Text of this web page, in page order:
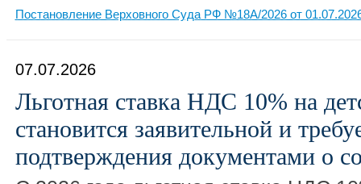
Постановление Верховного Суда РФ №18А/2026 от
07.07.2026
Льготная ставка НДС 10% на
становится заявительной и
подтверждения документами о